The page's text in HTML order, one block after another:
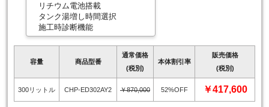
リチウム電池搭載
タンク湯増し時間選択
施工時診断機能
容量 商品型番
通常価格
(税別)
本体割引率
販売価格
(税別)
300リットル CHP-ED302AY2 ￥870,000 52%OFF ￥417,600